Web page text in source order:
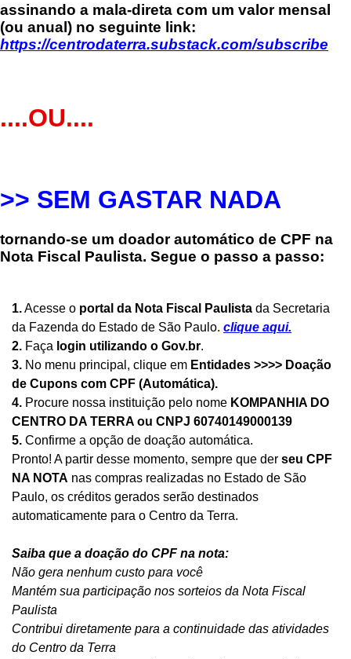
assinando a mala-direta com um valor mensal
(ou anual) no seguinte link:
https://centrodaterra.substack.com/subscribe
....OU....
>> SEM GASTAR NADA
tornando-se um doador automático de CPF na
Nota Fiscal Paulista. Segue o passo a passo:
1.Acesse o portal da Nota Fiscal Paulista da Secretaria
da Fazenda do Estado de São Paulo. clique aqui.
2. Faça login utilizando o Gov.br.
3. No menu principal, clique em Entidades >>>> Doação
de Cupons com CPF (Automática).
4. Procure nossa instituição pelo nome KOMPANHIA DO
CENTRO DA TERRA ou CNPJ 60740149000139
5. Confirme a opção de doação automática.
Pronto! A partir desse momento, sempre que der seu CPF
NA NOTA nas compras realizadas no Estado de São
Paulo, os créditos gerados serão destinados
automaticamente para o Centro da Terra.
Saiba que a doação do CPF na nota:
Não gera nenhum custo para você
Mantém sua participação nos sorteios da Nota Fiscal
Paulista
Contribui diretamente para a continuidade das atividades
do Centro da Terra